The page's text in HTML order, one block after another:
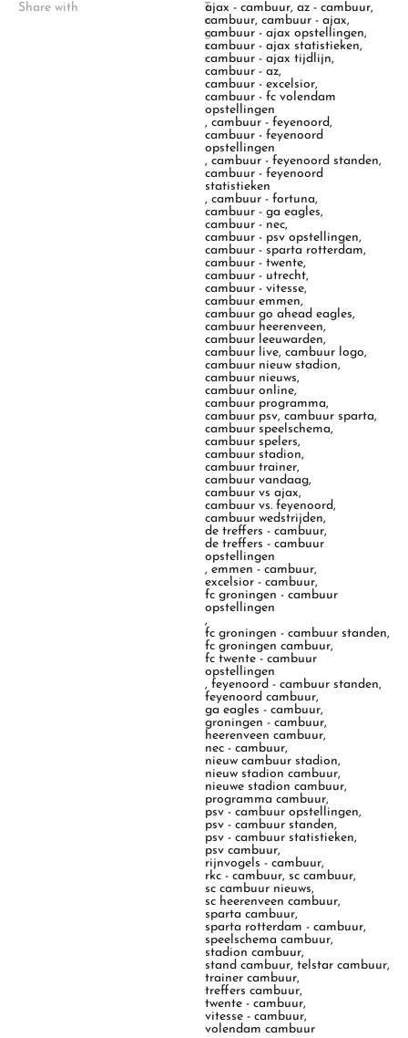
Share with
T
a
g
s
:
ajax - cambuur, az - cambuur,
cambuur, cambuur - ajax,
cambuur - ajax opstellingen,
cambuur - ajax statistieken,
cambuur - ajax tijdlijn,
cambuur - az,
cambuur - excelsior,
cambuur - fc volendam
opstellingen
, cambuur - feyenoord,
cambuur - feyenoord
opstellingen
, cambuur - feyenoord standen,
cambuur - feyenoord
statistieken
, cambuur - fortuna,
cambuur - ga eagles,
cambuur - nec,
cambuur - psv opstellingen,
cambuur - sparta rotterdam,
cambuur - twente,
cambuur - utrecht,
cambuur - vitesse,
cambuur emmen,
cambuur go ahead eagles,
cambuur heerenveen,
cambuur leeuwarden,
cambuur live, cambuur logo,
cambuur nieuw stadion,
cambuur nieuws,
cambuur online,
cambuur programma,
cambuur psv, cambuur sparta,
cambuur speelschema,
cambuur spelers,
cambuur stadion,
cambuur trainer,
cambuur vandaag,
cambuur vs ajax,
cambuur vs. feyenoord,
cambuur wedstrijden,
de treffers - cambuur,
de treffers - cambuur
opstellingen
, emmen - cambuur,
excelsior - cambuur,
fc groningen - cambuur
opstellingen
,
fc groningen - cambuur standen,
fc groningen cambuur,
fc twente - cambuur
opstellingen
, feyenoord - cambuur standen,
feyenoord cambuur,
ga eagles - cambuur,
groningen - cambuur,
heerenveen cambuur,
nec - cambuur,
nieuw cambuur stadion,
nieuw stadion cambuur,
nieuwe stadion cambuur,
programma cambuur,
psv - cambuur opstellingen,
psv - cambuur standen,
psv - cambuur statistieken,
psv cambuur,
rijnvogels - cambuur,
rkc - cambuur, sc cambuur,
sc cambuur nieuws,
sc heerenveen cambuur,
sparta cambuur,
sparta rotterdam - cambuur,
speelschema cambuur,
stadion cambuur,
stand cambuur, telstar cambuur,
trainer cambuur,
treffers cambuur,
twente - cambuur,
vitesse - cambuur,
volendam cambuur